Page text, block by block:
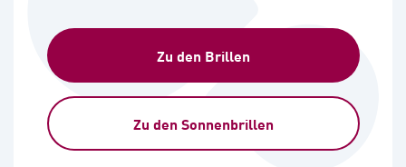
Zu den Brillen
Zu den Sonnenbrillen